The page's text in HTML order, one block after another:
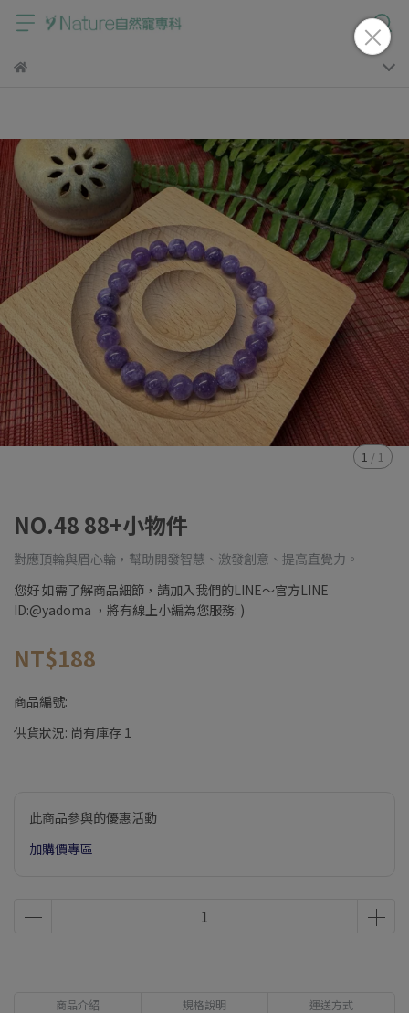
1 / 1
NO.48 88+小物件
對應頂輪與眉心輪，幫助開發智慧、激發創意、提高直覺力。
您好 如需了解商品細節，請加入我們的LINE～官方LINE
ID:@yadoma ，將有線上小編為您服務: )
NT$188
商品編號:
供貨狀況: 尚有庫存 1
此商品參與的優惠活動
加購價專區
商品介紹 規格說明 運送方式